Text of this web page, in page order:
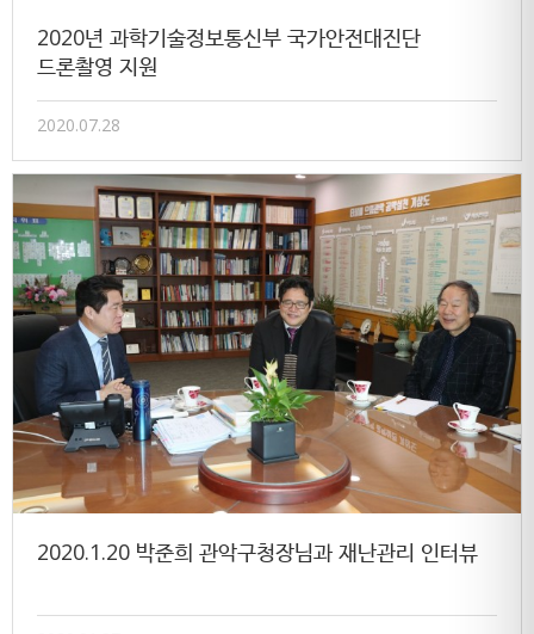
2020년 과학기술정보통신부 국가안전대진단
드론촬영 지원
2020.07.28
2020.1.20 박준희 관악구청장님과 재난관리 인터뷰